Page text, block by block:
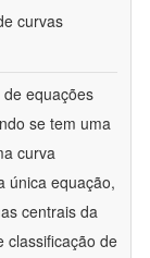
curvas
equações
se tem uma
curva
única equação,
centrais da
classificação de